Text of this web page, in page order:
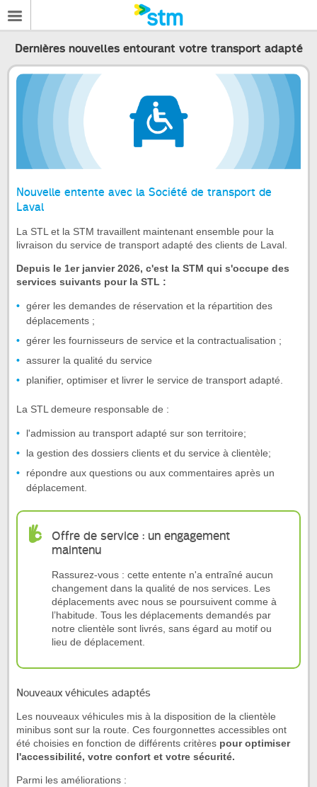
Dernières nouvelles entourant votre transport adapté
Nouvelle entente avec la Société de transport de
Laval
La STL et la STM travaillent maintenant ensemble pour la
livraison du service de transport adapté des clients de Laval.
Depuis le 1er janvier 2026, c'est la STM qui s'occupe des
services suivants pour la STL :
gérer les demandes de réservation et la répartition des
déplacements ;
gérer les fournisseurs de service et la contractualisation ;
assurer la qualité du service
planifier, optimiser et livrer le service de transport adapté.
La STL demeure responsable de :
l'admission au transport adapté sur son territoire;
la gestion des dossiers clients et du service à clientèle;
répondre aux questions ou aux commentaires après un
déplacement.
Offre de service : un engagement
maintenu
Rassurez-vous : cette entente n'a entraîné aucun
changement dans la qualité de nos services. Les
déplacements avec nous se poursuivent comme à
l’habitude. Tous les déplacements demandés par
notre clientèle sont livrés, sans égard au motif ou
lieu de déplacement.
Nouveaux véhicules adaptés
Les nouveaux véhicules mis à la disposition de la clientèle
minibus sont sur la route. Ces fourgonnettes accessibles ont
été choisies en fonction de différents critères pour optimiser
l'accessibilité, votre confort et votre sécurité.
Parmi les améliorations :